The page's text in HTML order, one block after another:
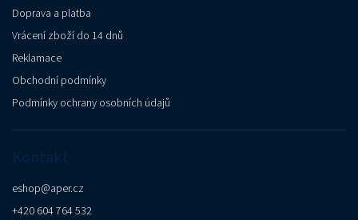
Doprava a platba
Vrácení zboží do 14 dnů
Reklamace
Obchodní podmínky
Podmínky ochrany osobních údajů
eshop@aper.cz
+420 604 764 532